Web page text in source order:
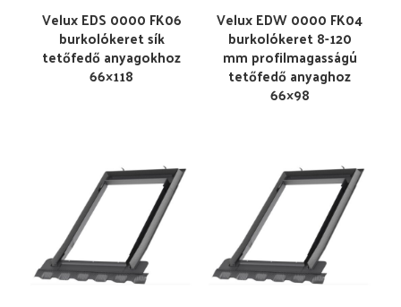
Velux EDS 0000 FK06
burkolókeret sík
tetőfedő anyagokhoz
66×118
Velux EDW 0000 FK04
burkolókeret 8-120
mm profilmagasságú
tetőfedő anyaghoz
66×98